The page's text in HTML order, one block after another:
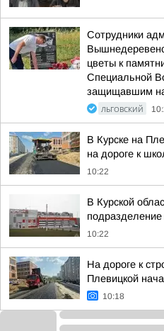
Сотрудники
цветы к
Специальной
защищавшим
ЛЬГОВСКИЙ
В Курске на
на дороге к
10:22
В Курской
10:22
На дороге к
Плевицкой
10:18